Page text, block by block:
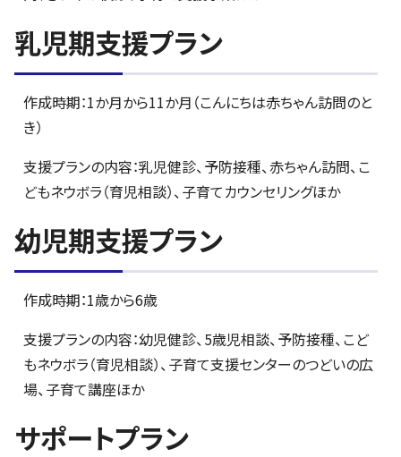
乳児期支援プラン
作成時期：1か月から11か月（こんにちは赤ちゃん訪問のと
き）
支援プランの内容：乳児健診、予防接種、赤ちゃん訪問、こ
どもネウボラ（育児相談）、子育てカウンセリングほか
幼児期支援プラン
作成時期：1歳から6歳
支援プランの内容：幼児健診、5歳児相談、予防接種、こど
もネウボラ（育児相談）、子育て支援センターのつどいの広
場、子育て講座ほか
サポートプラン